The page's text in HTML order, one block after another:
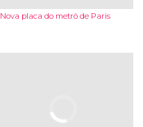
Nova placa do metrô de Paris